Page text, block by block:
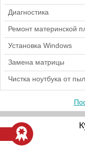
Диагностика
Ремонт материнской
Установка Windows
Замена матрицы
Чистка ноутбука от